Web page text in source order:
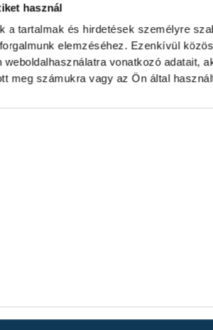
használ
a tartalmak és hirdetések személyre
elemzéséhez. Ezenkívül
weboldalhasználatra vonatkozó adatait,
meg számukra vagy az Ön által
találna
Betlehem Dávid a párizsi
szerzett ezüstérmét
mögött; a 22 éves
kezdőként szerepelt új
nyert meg a spanyol